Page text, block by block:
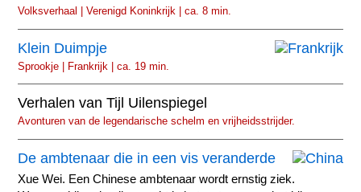
Volksverhaal | Verenigd Koninkrijk | ca. 8 min.
Klein Duimpje
Sprookje | Frankrijk | ca. 19 min.
Verhalen van Tijl Uilenspiegel
Avonturen van de legendarische schelm en vrijheidsstrijder.
De ambtenaar die in een vis veranderde
Xue Wei. Een Chinese ambtenaar wordt ernstig ziek.